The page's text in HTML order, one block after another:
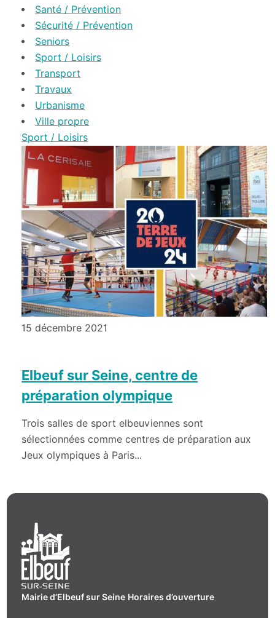
Santé / Prévention
Sécurité / Prévention
Seniors
Sport / Loisirs
Transport
Travaux
Urbanisme
Ville propre
Sport / Loisirs
15 décembre 2021
Elbeuf sur Seine, centre de
préparation olympique
Trois salles de sport elbeuviennes sont
sélectionnées comme centres de préparation aux
Jeux olympiques à Paris...
Mairie d’Elbeuf sur Seine Horaires d’ouverture